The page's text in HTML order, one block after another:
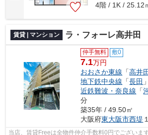
4階 / 1K / 25.12
賃貸 | マンション ラ・フォーレ高井田 仲
仲手無料 敷0
7.1万円
おおさか東線 「高井
地下鉄中央線 「長田
近鉄難波・奈良線 「
分
築35年 / 49.50㎡
大阪府東大阪市西堤
当店、賃貸Freeは全物件仲介手数料0円でございま